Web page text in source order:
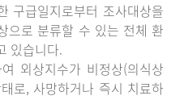
구급일지로부터 조사대상을
으로 분류할 수 있는 전체 환
있습니다.
외상지수가 비정상(의식상
로, 사망하거나 즉시 치료하